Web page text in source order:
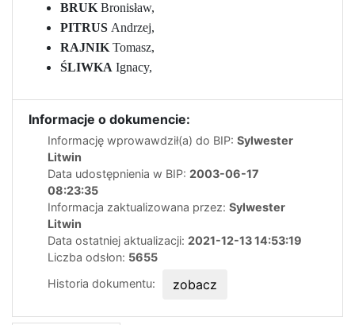
BRUK Bronisław,
PITRUS Andrzej,
RAJNIK Tomasz,
ŚLIWKA Ignacy,
Informacje o dokumencie:
Informację wprowawdził(a) do BIP: Sylwester
Litwin
Data udostępnienia w BIP: 2003-06-17
08:23:35
Informacja zaktualizowana przez: Sylwester
Litwin
Data ostatniej aktualizacji: 2021-12-13 14:53:19
Liczba odsłon: 5655
Historia dokumentu:
zobacz